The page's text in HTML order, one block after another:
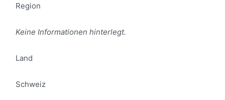
Region
Keine Informationen hinterlegt.
Land
Schweiz